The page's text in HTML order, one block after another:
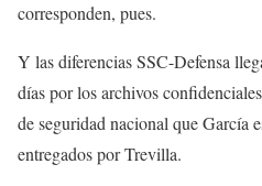
corresponden, pues.
Y las diferencias SSC-Defensa
días por los archivos
de seguridad nacional que García
entregados por Trevilla.